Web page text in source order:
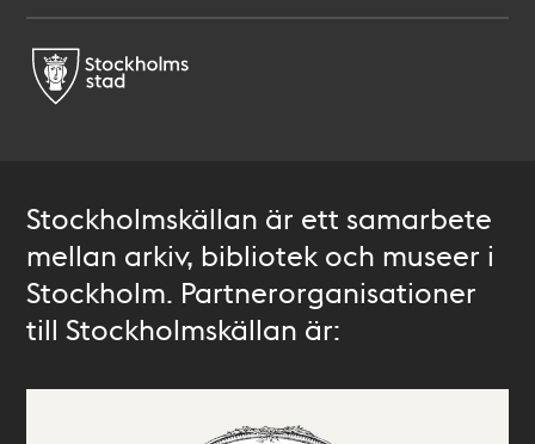
Stockholmskällan är ett samarbete
mellan arkiv, bibliotek och museer i
Stockholm. Partnerorganisationer
till Stockholmskällan är: